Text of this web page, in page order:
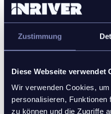
Zustimmung
Diese Webseite verwendet
Wir verwenden Cookies,
personalisieren, Funktionen
zu können und die Zugriffe
Veränderungen im
beobachten und darauf
eine integrierte Lösung
So wird sichergestellt,
Entwicklung über die
Alles in einer einzigen